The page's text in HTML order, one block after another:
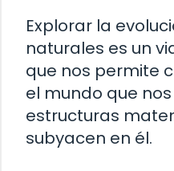
Explorar la
naturales es un
que nos permite
el mundo que
estructuras
subyacen en él.